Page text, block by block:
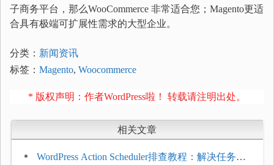
子商务平台，那么WooCommerce 非常适合您；Magento更适
合具有极端可扩展性需求的大型企业。
分类： 新闻资讯
标签： Magento, Woocommerce
* 版权声明：作者WordPress啦！ 转载请注明出处。
相关文章
WordPress Action Scheduler排查教程：解决任务积